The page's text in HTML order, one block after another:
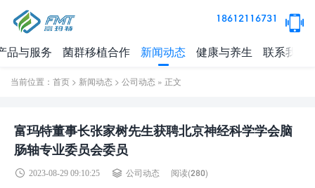
18612116731
品与服务 菌群移植合作 新闻动态 健康与养生 联系我们
当前位置： 首页 > 新闻动态 > 公司动态 » 正文
富玛特董事长张家树先生获聘北京神经科学学会脑
肠轴专业委员会委员
2023-08-29 09:10:25 公司动态 阅读(280)